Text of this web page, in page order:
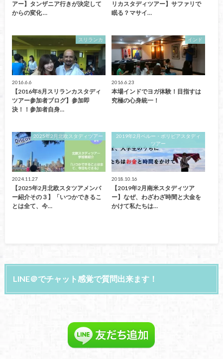
アー】タンザニア行きが決定して
からの変化 …
リカスタディツアー】サファリで
眠る？マサイ…
スリランカ
2016.6.6
【2016年8月スリランカスタディ
ツアー参加者ブログ】参加即
決！！参加者自身…
インド
2016.6.23
本場インドでヨガ体験！目指すは
究極の心身統一！
2025年2月北欧スタディツアー
2024.11.27
【2025年2月北欧スタツアメンバ
ー紹介その３】「いつかできるこ
とは全て、今…
2019年2月ペルー・ボリビアスタディ
ツアー
2018.10.16
【2019年2月南米スタディツア
ー】なぜ、わざわざ時間と大金を
かけて私たちは…
LINE＠でチャット感覚で質問出来ます！